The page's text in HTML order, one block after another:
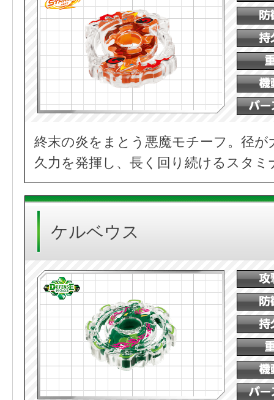
終末の炎をまとう悪魔モチーフ。径
久力を発揮し、長く回り続けるスタミ
ケルベウス